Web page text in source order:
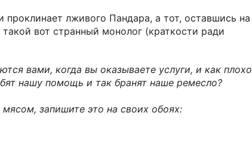
проклинает лживого Пандара, а тот, оставшись на
вот странный монолог (краткости ради
вами, когда вы оказываете услуги, и как плохо
нашу помощь и так бранят наше ремесло?
запишите это на своих обоях: